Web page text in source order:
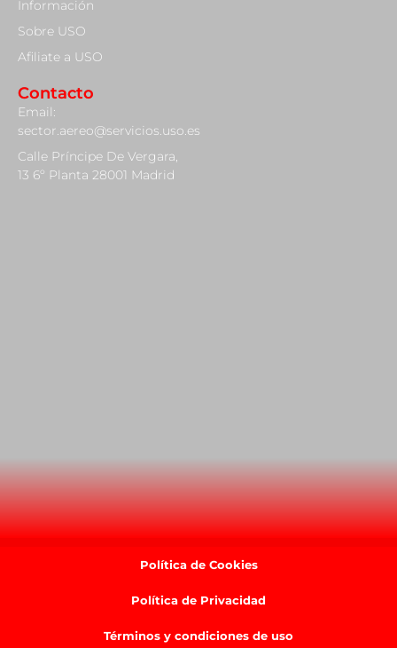
Información
Sobre USO
Afiliate a USO
Contacto
Email:
sector.aereo@servicios.uso.es
Calle Príncipe De Vergara,
13 6º Planta 28001 Madrid
Política de Cookies
Política de Privacidad
Términos y condiciones de uso